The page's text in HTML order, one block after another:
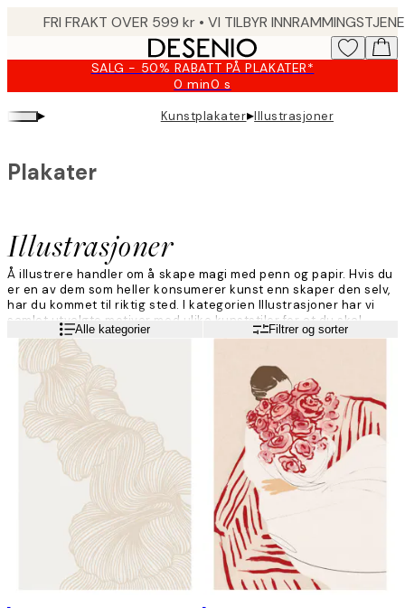
SALG - 50% RABATT PÅ PLAKATER*
0 min0 s
Gyldig
til
og
▸ Kunstplakater▸Illustrasjoner
Illustrasjoner
Plakater
Å illustrere handler om å skape magi med penn og papir. Hvis du
er en av dem som heller konsumerer kunst enn skaper den selv,
har du kommet til riktig sted. I kategorien Illustrasjoner har vi
samlet utvalgte motiver med ulike kunststiler for at du skal
kunne finne noe som passer for deg og hjemmet ditt.
Alle kategorier Filtrer og sorter